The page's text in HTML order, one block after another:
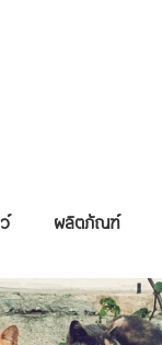
ผลิตภัณฑ์